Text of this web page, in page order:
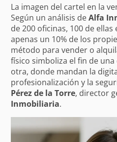
La imagen del cartel en la
Según un análisis deAlfa
de 200 oficinas, 100 de
apenas un 10% de los
método para vender o
físico simboliza el fin de
otra, donde mandan la
profesionalización y la
Pérez de la Torre, director
Inmobiliaria.